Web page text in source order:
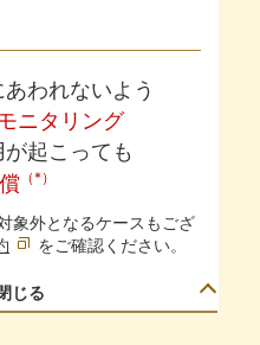
われないよう
ニタリング
起こっても
（*）
象外となるケースもござ
をご確認ください。
じる